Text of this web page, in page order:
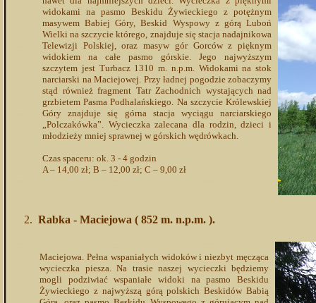
widokami na pasmo Beskidu Żywieckiego z potężnym
masywem Babiej Góry, Beskid Wyspowy z górą Luboń
Wielki na szczycie którego, znajduje się stacja nadajnikowa
Telewizji Polskiej, oraz masyw gór Gorców z pięknym
widokiem na całe pasmo górskie. Jego najwyższym
szczytem jest Turbacz 1310 m. n.p.m. Widokami na stok
narciarski na Maciejowej. Przy ładnej pogodzie zobaczymy
stąd również fragment Tatr Zachodnich wystających nad
grzbietem Pasma Podhalańskiego. Na szczycie Królewskiej
Góry znajduje się górna stacja wyciągu narciarskiego
„Polczakówka”. Wycieczka zalecana dla rodzin, dzieci i
młodzieży mniej sprawnej w górskich wędrówkach.
Czas spaceru: ok. 3 - 4 godzin
A – 14,00 zł; B – 12,00 zł; C – 9,00 zł
Rabka - Maciejowa ( 852 m. n.p.m. ).
Maciejowa. Pełna wspaniałych widoków i niezbyt męcząca
wycieczka piesza. Na trasie naszej wycieczki będziemy
mogli podziwiać wspaniałe widoki na pasmo Beskidu
Żywieckiego z najwyższą górą polskich Beskidów Babią